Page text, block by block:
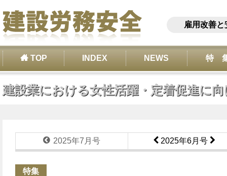
雇用改善
TOP INDEX NEWS 特
建設業における女性活躍・定着促進に
2025年7月号 2025年6月号
特集